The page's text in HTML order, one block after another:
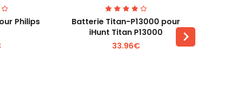
+
Philips
Voir plus +
Batterie Titan-P13000 pour
iHunt Titan P13000
33.96€